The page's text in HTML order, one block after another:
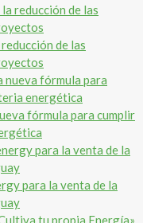
de las
fórmula para cumplir
para la venta de la